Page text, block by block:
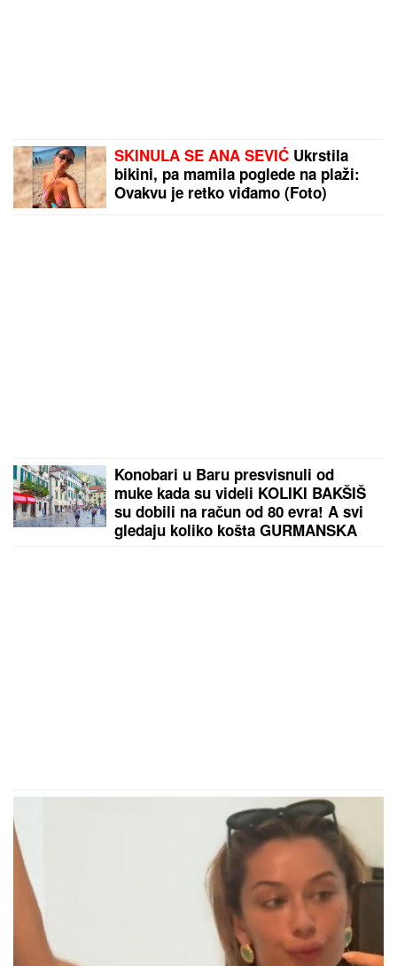
SKINULA SE ANA SEVIĆ Ukrstila
bikini, pa mamila poglede na plaži:
Ovakvu je retko viđamo (Foto)
Konobari u Baru presvisnuli od
muke kada su videli KOLIKI BAKŠIŠ
su dobili na račun od 80 evra! A svi
gledaju koliko košta GURMANSKA